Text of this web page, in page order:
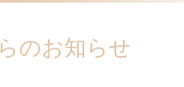
のお知らせ